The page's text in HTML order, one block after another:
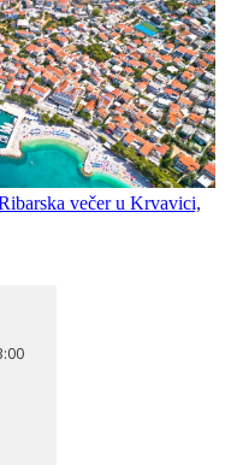
večer u Krvavici,